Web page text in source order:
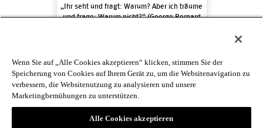
„Ihr seht und fragt: Warum? Aber ich träume
und frage: Warum nicht?“ (George Bernard
1 2 3 … 19 >
Wenn Sie auf „Alle Cookies akzeptieren“ klicken, stimmen Sie der
Speicherung von Cookies auf Ihrem Gerät zu, um die Websitenavigation zu
verbessern, die Websitenutzung zu analysieren und unsere
Marketingbemühungen zu unterstützen.
Alle Cookies akzeptieren